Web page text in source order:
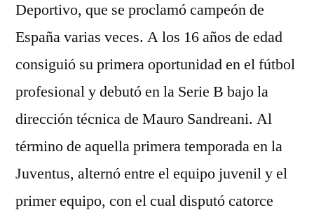
Deportivo, que se proclamó campeón de
España varias veces. A los 16 años de edad
consiguió su primera oportunidad en el fútbol
profesional y debutó en la Serie B bajo la
dirección técnica de Mauro Sandreani. Al
término de aquella primera temporada en la
Juventus, alternó entre el equipo juvenil y el
primer equipo, con el cual disputó catorce